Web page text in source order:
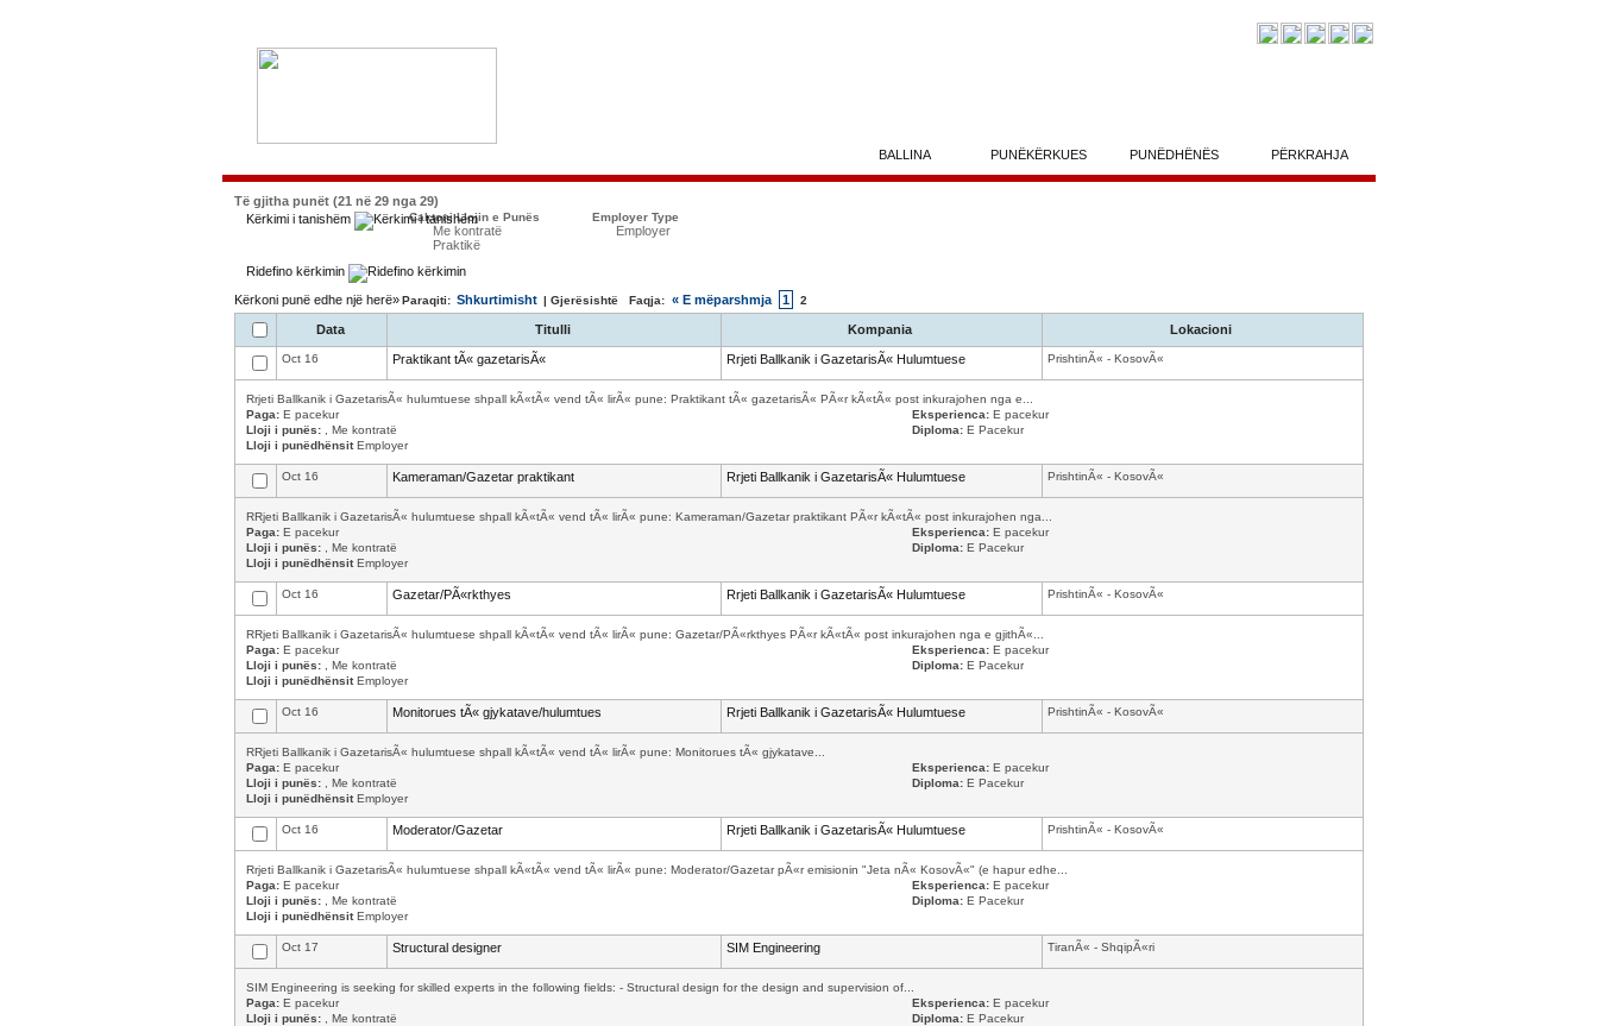
BALLINA PUNËKËRKUES PUNËDHËNËS PËRKRAHJA
Të gjitha punët (21 në 29 nga 29)
Kërkimi i tanishëm
Caktoni Llojin e Punës
Me kontratë
Praktikë
Employer Type
Employer
Ridefino kërkimin
Kërkoni punë edhe një herë»Paraqiti: Shkurtimisht | Gjerësishtë Faqja: « E mëparshmja 1 2
Data Titulli Kompania Lokacioni
Oct 16 Praktikant tÃ« gazetarisÃ« Rrjeti Ballkanik i GazetarisÃ« Hulumtuese PrishtinÃ« - KosovÃ«
Rrjeti Ballkanik i GazetarisÃ« hulumtuese shpall kÃ«tÃ« vend tÃ« lirÃ« pune: Praktikant tÃ« gazetarisÃ« PÃ«r kÃ«tÃ« post inkurajohen nga e...
Paga: E pacekur Eksperienca: E pacekur
Lloji i punës: , Me kontratë Diploma: E Pacekur
Lloji i punëdhënsitEmployer
Oct 16 Kameraman/Gazetar praktikant Rrjeti Ballkanik i GazetarisÃ« Hulumtuese PrishtinÃ« - KosovÃ«
RRjeti Ballkanik i GazetarisÃ« hulumtuese shpall kÃ«tÃ« vend tÃ« lirÃ« pune: Kameraman/Gazetar praktikant PÃ«r kÃ«tÃ« post inkurajohen nga...
Paga: E pacekur Eksperienca: E pacekur
Lloji i punës: , Me kontratë Diploma: E Pacekur
Lloji i punëdhënsitEmployer
Oct 16 Gazetar/PÃ«rkthyes Rrjeti Ballkanik i GazetarisÃ« Hulumtuese PrishtinÃ« - KosovÃ«
RRjeti Ballkanik i GazetarisÃ« hulumtuese shpall kÃ«tÃ« vend tÃ« lirÃ« pune: Gazetar/PÃ«rkthyes PÃ«r kÃ«tÃ« post inkurajohen nga e gjithÃ«...
Paga: E pacekur Eksperienca: E pacekur
Lloji i punës: , Me kontratë Diploma: E Pacekur
Lloji i punëdhënsitEmployer
Oct 16 Monitorues tÃ« gjykatave/hulumtues Rrjeti Ballkanik i GazetarisÃ« Hulumtuese PrishtinÃ« - KosovÃ«
RRjeti Ballkanik i GazetarisÃ« hulumtuese shpall kÃ«tÃ« vend tÃ« lirÃ« pune: Monitorues tÃ« gjykatave...
Paga: E pacekur Eksperienca: E pacekur
Lloji i punës: , Me kontratë Diploma: E Pacekur
Lloji i punëdhënsitEmployer
Oct 16 Moderator/Gazetar Rrjeti Ballkanik i GazetarisÃ« Hulumtuese PrishtinÃ« - KosovÃ«
Rrjeti Ballkanik i GazetarisÃ« hulumtuese shpall kÃ«tÃ« vend tÃ« lirÃ« pune: Moderator/Gazetar pÃ«r emisionin "Jeta nÃ« KosovÃ«" (e hapur edhe...
Paga: E pacekur Eksperienca: E pacekur
Lloji i punës: , Me kontratë Diploma: E Pacekur
Lloji i punëdhënsitEmployer
Oct 17 Structural designer SIM Engineering TiranÃ« - ShqipÃ«ri
SIM Engineering is seeking for skilled experts in the following fields: - Structural design for the design and supervision of...
Paga: E pacekur Eksperienca: E pacekur
Lloji i punës: , Me kontratë Diploma: E Pacekur